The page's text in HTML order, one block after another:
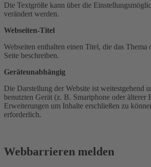
Die Textgröße kann über die
verändert werden.
Webseiten-Titel
Webseiten enthalten einen Titel, die das
Seite beschreiben.
Geräteunabhängig
Die Darstellung der Website ist weitestgehend
benutzten Gerät (z. B. Smartphone oder älterer
Erweiterungen um Inhalte erschließen zu
erforderlich.
Webbarrieren melden